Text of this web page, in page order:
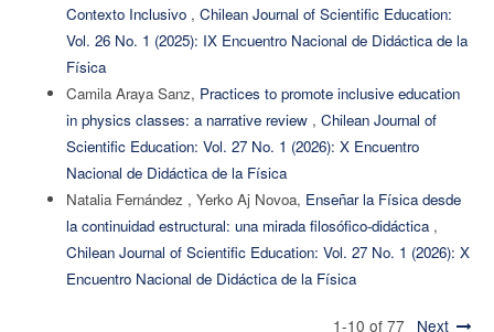
Contexto Inclusivo , Chilean Journal of Scientific Education:
Vol. 26 No. 1 (2025): IX Encuentro Nacional de Didáctica de la
Física
Camila Araya Sanz, Practices to promote inclusive education
in physics classes: a narrative review , Chilean Journal of
Scientific Education: Vol. 27 No. 1 (2026): X Encuentro
Nacional de Didáctica de la Física
Natalia Fernández , Yerko Aj Novoa, Enseñar la Física desde
la continuidad estructural: una mirada filosófico-didáctica ,
Chilean Journal of Scientific Education: Vol. 27 No. 1 (2026): X
Encuentro Nacional de Didáctica de la Física
1-10 of 77 Next